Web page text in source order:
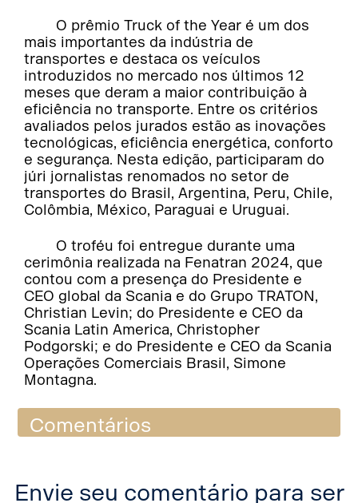
O prêmio Truck of the Year é um dos
mais importantes da indústria de
transportes e destaca os veículos
introduzidos no mercado nos últimos 12
meses que deram a maior contribuição à
eficiência no transporte. Entre os critérios
avaliados pelos jurados estão as inovações
tecnológicas, eficiência energética, conforto
e segurança. Nesta edição, participaram do
júri jornalistas renomados no setor de
transportes do Brasil, Argentina, Peru, Chile,
Colômbia, México, Paraguai e Uruguai.
O troféu foi entregue durante uma
cerimônia realizada na Fenatran 2024, que
contou com a presença do Presidente e
CEO global da Scania e do Grupo TRATON,
Christian Levin; do Presidente e CEO da
Scania Latin America, Christopher
Podgorski; e do Presidente e CEO da Scania
Operações Comerciais Brasil, Simone
Montagna.
Comentários
Envie seu comentário para ser